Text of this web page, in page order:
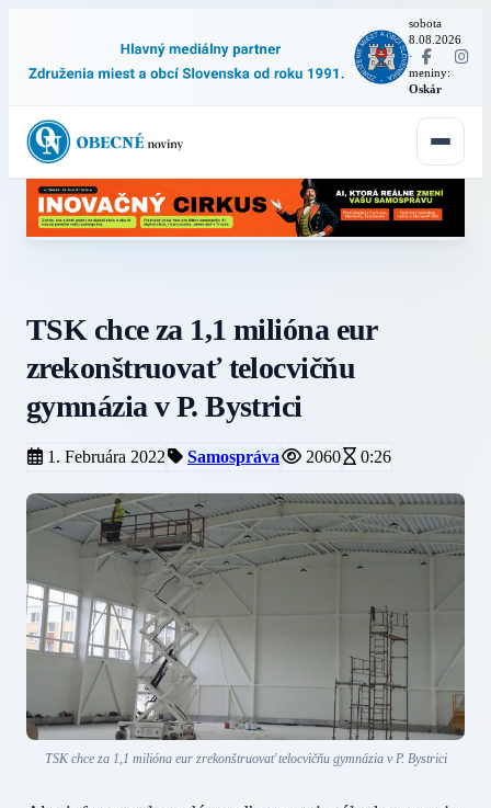
sobota
8.08.2026
·
meniny:
Oskár
TSK chce za 1,1 milióna eur
zrekonštruovať telocvičňu
gymnázia v P. Bystrici
1. Februára 2022 Samospráva 2060 0:26
TSK chce za 1,1 milióna eur zrekonštruovať telocvičňu gymnázia v P. Bystrici